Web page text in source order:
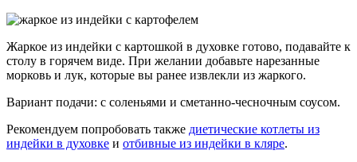
Жаркое из индейки с картошкой в духовке готово, подавайте к
столу в горячем виде. При желании добавьте нарезанные
морковь и лук, которые вы ранее извлекли из жаркого.
Вариант подачи: с соленьями и сметанно-чесночным соусом.
Рекомендуем попробовать также диетические котлеты из
индейки в духовке и отбивные из индейки в кляре.